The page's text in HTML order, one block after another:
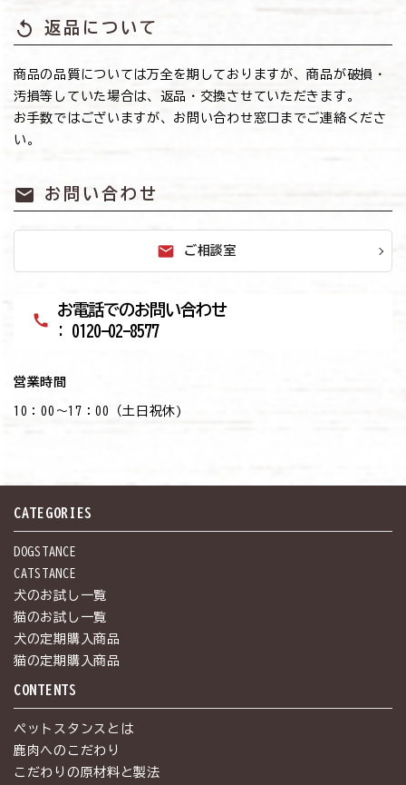
replay 返品について
商品の品質については万全を期しておりますが、商品が破損・
汚損等していた場合は、返品・交換させていただきます。
お手数ではございますが、お問い合わせ窓口までご連絡くださ
い。
mail お問い合わせ
mail ご相談室
call
お電話でのお問い合わせ
: 0120-02-8577
営業時間
10：00～17：00（土日祝休)
CATEGORIES
DOGSTANCE
CATSTANCE
犬のお試し一覧
猫のお試し一覧
犬の定期購入商品
猫の定期購入商品
CONTENTS
ペットスタンスとは
鹿肉へのこだわり
こだわりの原材料と製法